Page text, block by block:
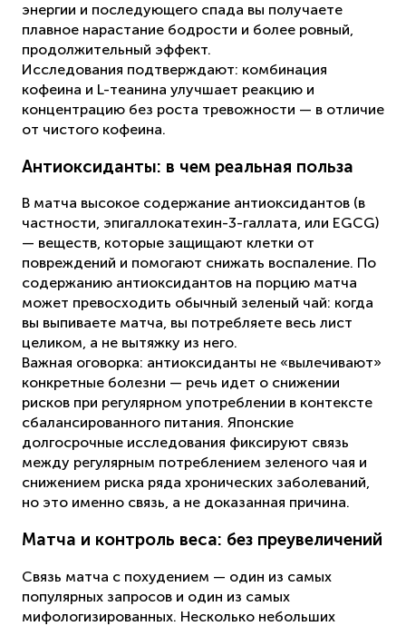
энергии и последующего спада вы получаете
плавное нарастание бодрости и более ровный,
продолжительный эффект.
Исследования подтверждают: комбинация
кофеина и L-теанина улучшает реакцию и
концентрацию без роста тревожности — в отличие
от чистого кофеина.
Антиоксиданты: в чем реальная польза
В матча высокое содержание антиоксидантов (в
частности, эпигаллокатехин-3-галлата, или EGCG)
— веществ, которые защищают клетки от
повреждений и помогают снижать воспаление. По
содержанию антиоксидантов на порцию матча
может превосходить обычный зеленый чай: когда
вы выпиваете матча, вы потребляете весь лист
целиком, а не вытяжку из него.
Важная оговорка: антиоксиданты не «вылечивают»
конкретные болезни — речь идет о снижении
рисков при регулярном употреблении в контексте
сбалансированного питания. Японские
долгосрочные исследования фиксируют связь
между регулярным потреблением зеленого чая и
снижением риска ряда хронических заболеваний,
но это именно связь, а не доказанная причина.
Матча и контроль веса: без преувеличений
Связь матча с похудением — один из самых
популярных запросов и один из самых
мифологизированных. Несколько небольших